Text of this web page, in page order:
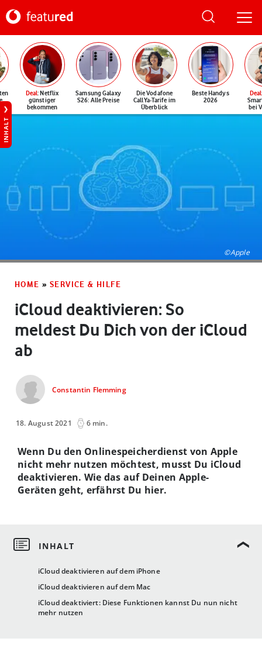
Deal: Netflix
günstiger
bekommen
Samsung Galaxy
S26: Alle Preise
Die Vodafone
CallYa-Tarife im
Überblick
Beste Handys
2026
Deal
bei
INHALT
©Apple
HOME » SERVICE & HILFE
iCloud deaktivieren: So
meldest Du Dich von der iCloud
ab
Constantin Flemming
18. August 2021 6 min.
iCloud deaktivieren auf dem iPhone
iCloud deaktivieren auf dem Mac
iCloud deaktiviert: Diese Funktionen kannst Du nun nicht
mehr nutzen
Wenn Du den Onlinespeicherdienst von Apple
nicht mehr nutzen möchtest, musst Du iCloud
deaktivieren. Wie das auf Deinen Apple-
Geräten geht, erfährst Du hier.